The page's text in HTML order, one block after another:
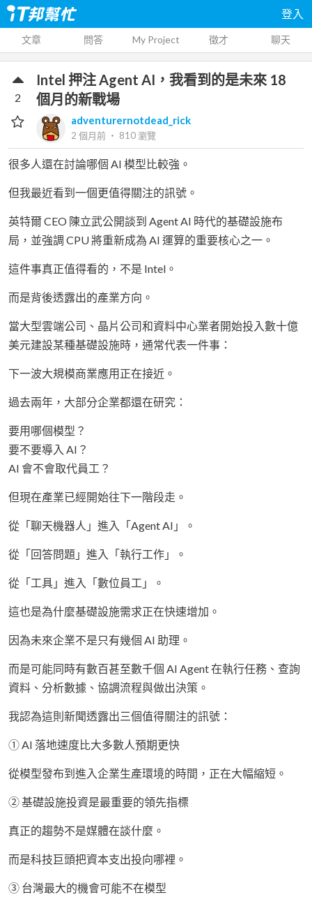
登入
文章 問答 My Project 徵才 聊天
Intel 押注 Agent AI，我看到的是未來 18
個月的新戰場
adventurernotdead_rick
2 個月前 ‧ 810瀏覽
2
很多人還在討論哪個 AI 模型比較強。
但我最近看到一個更值得關注的訊號。
英特爾 CEO 陳立武公開談到 Agent AI 時代的基礎設施布
局，並強調 CPU 將重新成為 AI 運算的重要核心之一。
這件事真正值得看的，不是 Intel。
而是背後透露出的產業方向。
當大型雲端公司、晶片公司和資料中心業者開始投入數十億
美元建設某種基礎設施時，通常代表一件事：
下一波大規模商業應用正在接近。
過去兩年，大部分企業都還在研究：
要用哪個模型？
要不要導入 AI？
AI 會不會取代員工？
但現在產業已經開始往下一階段走。
從「聊天機器人」進入「Agent AI」。
從「回答問題」進入「執行工作」。
從「工具」進入「數位員工」。
這也是為什麼基礎設施需求正在快速增加。
因為未來企業不是只有幾個 AI 助理。
而是可能同時有數百甚至數千個 AI Agent 在執行任務、查詢
資料、分析數據、協調流程與做出決策。
我認為這則新聞透露出三個值得關注的訊號：
① AI 落地速度比大多數人預期更快
從模型發布到進入企業生產環境的時間，正在大幅縮短。
② 基礎設施投資是最重要的領先指標
真正的趨勢不是媒體在談什麼。
而是科技巨頭把資本支出投向哪裡。
③ 台灣最大的機會可能不在模型